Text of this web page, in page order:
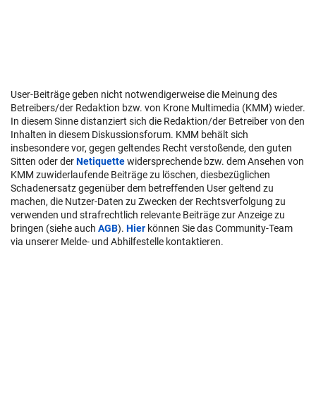
User-Beiträge geben nicht notwendigerweise die Meinung des
Betreibers/der Redaktion bzw. von Krone Multimedia (KMM) wieder.
In diesem Sinne distanziert sich die Redaktion/der Betreiber von den
Inhalten in diesem Diskussionsforum. KMM behält sich
insbesondere vor, gegen geltendes Recht verstoßende, den guten
Sitten oder derNetiquettewidersprechende bzw. dem Ansehen von
KMM zuwiderlaufende Beiträge zu löschen, diesbezüglichen
Schadenersatz gegenüber dem betreffenden User geltend zu
machen, die Nutzer-Daten zu Zwecken der Rechtsverfolgung zu
verwenden und strafrechtlich relevante Beiträge zur Anzeige zu
bringen (siehe auch AGB). Hier können Sie das Community-Team
via unserer Melde- und Abhilfestelle kontaktieren.